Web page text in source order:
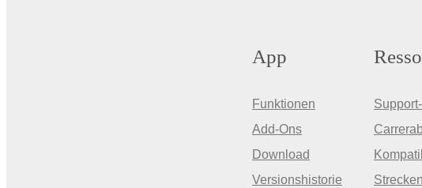
App
Funktionen
Add-Ons
Download
Versionshistorie